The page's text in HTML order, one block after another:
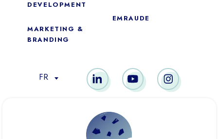
DEVELOPMENT
MARKETING &
BRANDING
EMRAUDE
FR
Essentiel
Mesure d’audience
parcours, etc.), d’établir des statistiques afin d’en améliorer la
qualité, l’ergonomie et la performance.